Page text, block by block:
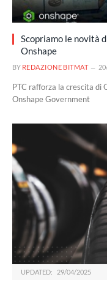
Scopriamo le novità
Onshape
BY REDAZIONE BITMAT
PTC rafforza la crescita di
Onshape Government
UPDATED: 29/04/2025